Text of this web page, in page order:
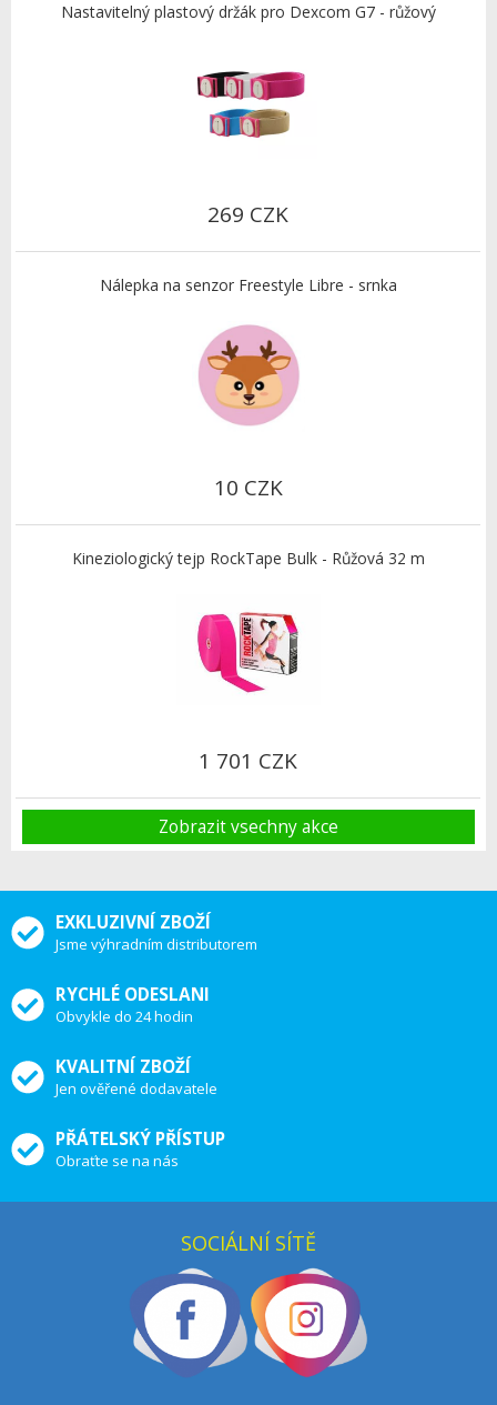
Nastavitelný plastový držák pro Dexcom G7 - růžový
269 CZK
Nálepka na senzor Freestyle Libre - srnka
10 CZK
Kineziologický tejp RockTape Bulk - Růžová 32 m
1 701 CZK
Zobrazit vsechny akce
EXKLUZIVNÍ ZBOŽÍ
Jsme výhradním distributorem
RYCHLÉ ODESLANI
Obvykle do 24 hodin
KVALITNÍ ZBOŽÍ
Jen ověřené dodavatele
PŘÁTELSKÝ PŘÍSTUP
Obraťte se na nás
SOCIÁLNÍ SÍTĚ